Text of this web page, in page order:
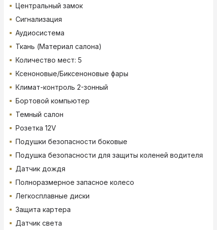
Центральный замок
Сигнализация
Аудиосистема
Ткань (Материал салона)
Количество мест: 5
Ксеноновые/Биксеноновые фары
Климат-контроль 2-зонный
Бортовой компьютер
Темный салон
Розетка 12V
Подушки безопасности боковые
Подушка безопасности для защиты коленей водителя
Датчик дождя
Полноразмерное запасное колесо
Легкосплавные диски
Защита картера
Датчик света